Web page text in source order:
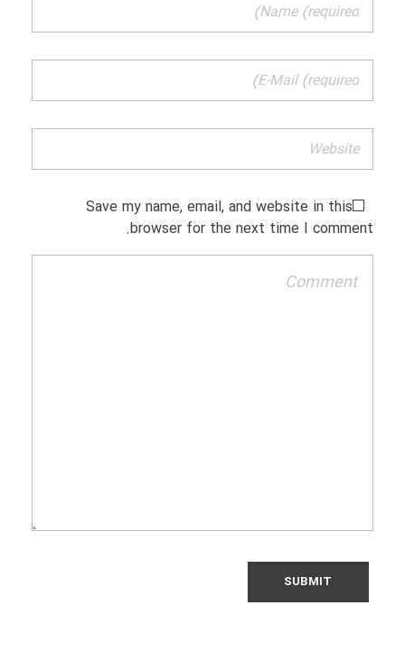
Save my name, email, and website in this
browser for the next time I comment.